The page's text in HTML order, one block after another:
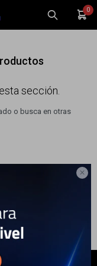

0
sección.
o busca en otras